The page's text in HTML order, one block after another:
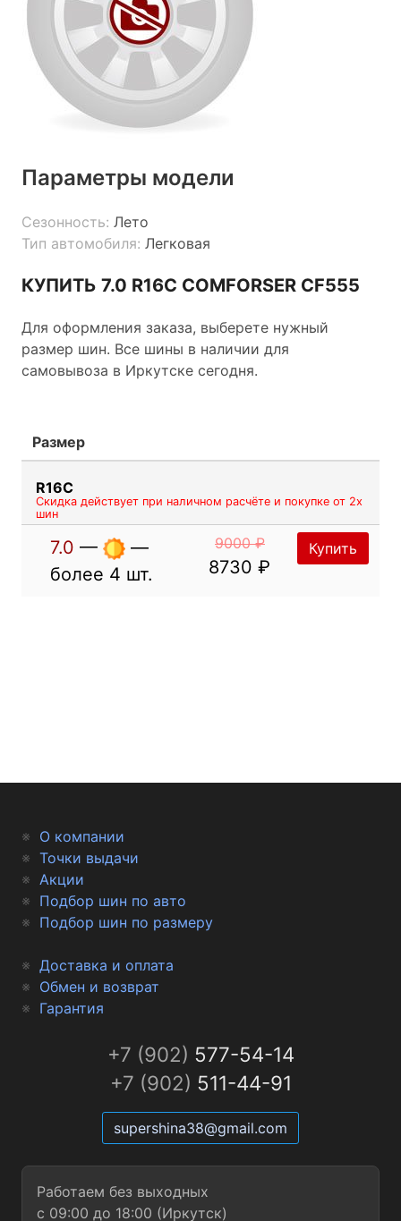
Параметры модели
Сезонность: Лето
Тип автомобиля: Легковая
КУПИТЬ 7.0 R16C COMFORSER CF555
Для оформления заказа, выберете нужный
размер шин. Все шины в наличии для
самовывоза в Иркутске сегодня.
Размер
R16C
Скидка действует при наличном расчёте и покупке от 2х
шин
7.0 —
—
более 4 шт.
9000 ₽
8730 ₽
Купить
О компании
Точки выдачи
Акции
Подбор шин по авто
Подбор шин по размеру
Доставка и оплата
Обмен и возврат
Гарантия
+7 (902) 577-54-14
+7 (902) 511-44-91
supershina38@gmail.com
Работаем без выходных
с 09:00 до 18:00 (Иркутск)